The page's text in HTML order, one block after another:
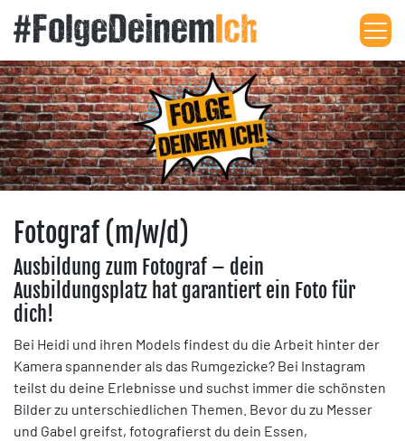
Fotograf (m/w/d)
Ausbildung zum Fotograf – dein
Ausbildungsplatz hat garantiert ein Foto für
dich!
Bei Heidi und ihren Models findest du die Arbeit hinter der
Kamera spannender als das Rumgezicke? Bei Instagram
teilst du deine Erlebnisse und suchst immer die schönsten
Bilder zu unterschiedlichen Themen. Bevor du zu Messer
und Gabel greifst, fotografierst du dein Essen,